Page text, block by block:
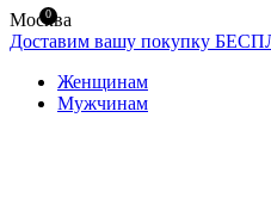
Москва
Доставим вашу покупку
Женщинам
Мужчинам
0